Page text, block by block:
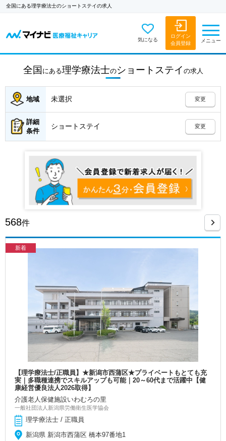
全国にある理学療法士のショートステイの求人
気になる
ログイン
会員登録
メニュー
全国 にある理学療法士のショートステイ の求人
地域 未選択 変更
詳細
条件
ショートステイ 変更
568件
新着
【理学療法士/正職員】★新潟市西蒲区★プライベートもとても充
実｜多職種連携でスキルアップも可能｜20～60代まで活躍中【健
康経営優良法人2026取得】
介護老人保健施設いわむろの里
一般社団法人新潟県労働衛生医学協会
理学療法士 / 正職員
新潟県 新潟市西蒲区 橋本97番地1